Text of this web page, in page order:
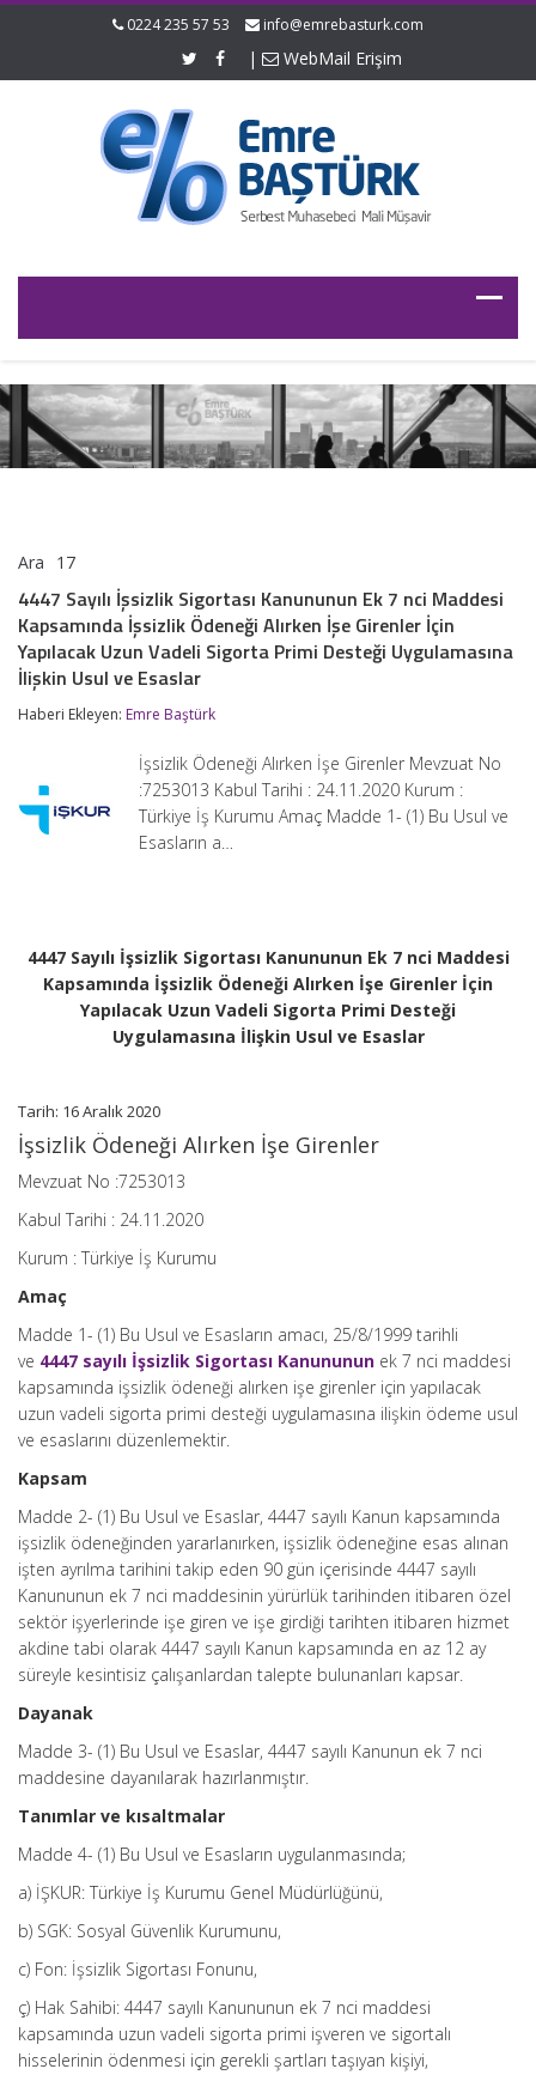
0224 235 57 53 info@emrebasturk.com
| WebMail Erişim
Ara 17
İşsizlik
Sigortası
Kanununun
Ek
7
Maddesi
İşsizlik
Ödeneği
Alırken
Girenler
Sigorta
Primi
Desteği
Uygulamasına
İlişkin
Usul
için
4447 Sayılı İşsizlik Sigortası Kanununun Ek 7 nci Maddesi
Kapsamında İşsizlik Ödeneği Alırken İşe Girenler İçin
Yapılacak Uzun Vadeli Sigorta Primi Desteği Uygulamasına
İlişkin Usul ve Esaslar
Haberi Ekleyen: Emre Baştürk
İşsizlik Ödeneği Alırken İşe Girenler Mevzuat No
:7253013 Kabul Tarihi : 24.11.2020 Kurum :
Türkiye İş Kurumu Amaç Madde 1- (1) Bu Usul ve
Esasların a…
4447 Sayılı İşsizlik Sigortası Kanununun Ek 7 nci Maddesi
Kapsamında İşsizlik Ödeneği Alırken İşe Girenler İçin
Yapılacak Uzun Vadeli Sigorta Primi Desteği
Uygulamasına İlişkin Usul ve Esaslar
Tarih: 16 Aralık 2020
İşsizlik Ödeneği Alırken İşe Girenler
Mevzuat No :7253013
Kabul Tarihi : 24.11.2020
Kurum : Türkiye İş Kurumu
Amaç
Madde 1- (1) Bu Usul ve Esasların amacı, 25/8/1999 tarihli
ve 4447 sayılı İşsizlik Sigortası Kanununun ek 7 nci maddesi
kapsamında işsizlik ödeneği alırken işe girenler için yapılacak
uzun vadeli sigorta primi desteği uygulamasına ilişkin ödeme usul
ve esaslarını düzenlemektir.
Kapsam
Madde 2- (1) Bu Usul ve Esaslar, 4447 sayılı Kanun kapsamında
işsizlik ödeneğinden yararlanırken, işsizlik ödeneğine esas alınan
işten ayrılma tarihini takip eden 90 gün içerisinde 4447 sayılı
Kanununun ek 7 nci maddesinin yürürlük tarihinden itibaren özel
sektör işyerlerinde işe giren ve işe girdiği tarihten itibaren hizmet
akdine tabi olarak 4447 sayılı Kanun kapsamında en az 12 ay
süreyle kesintisiz çalışanlardan talepte bulunanları kapsar.
Dayanak
Madde 3- (1) Bu Usul ve Esaslar, 4447 sayılı Kanunun ek 7 nci
maddesine dayanılarak hazırlanmıştır.
Tanımlar ve kısaltmalar
Madde 4- (1) Bu Usul ve Esasların uygulanmasında;
a) İŞKUR: Türkiye İş Kurumu Genel Müdürlüğünü,
b) SGK: Sosyal Güvenlik Kurumunu,
c) Fon: İşsizlik Sigortası Fonunu,
ç) Hak Sahibi: 4447 sayılı Kanununun ek 7 nci maddesi
kapsamında uzun vadeli sigorta primi işveren ve sigortalı
hisselerinin ödenmesi için gerekli şartları taşıyan kişiyi,